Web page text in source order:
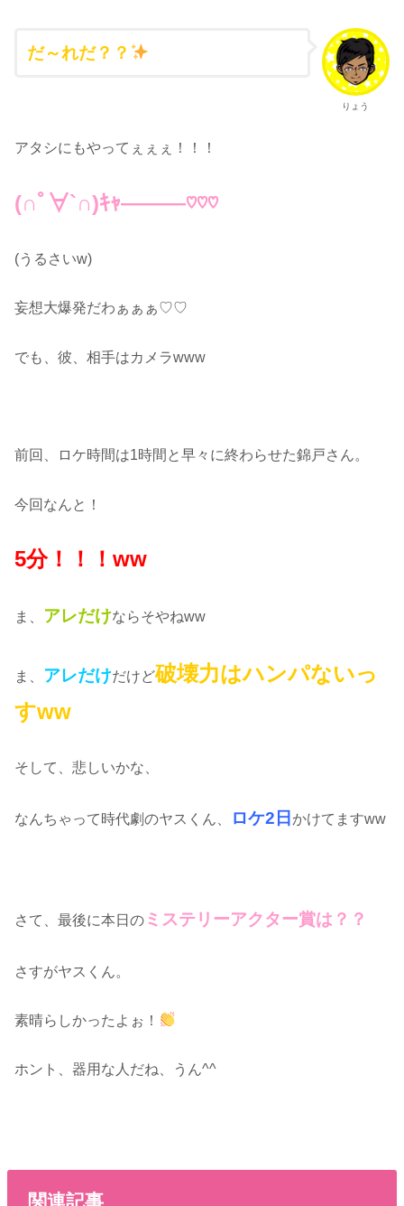
りょう
だ～れだ？？
アタシにもやってぇぇぇ！！！
(∩ﾟ︎∀︎`∩︎)ｷｬ―――♡♡♡
(うるさいw)
妄想大爆発だわぁぁぁ♡♡
でも、彼、相手はカメラwww
前回、ロケ時間は1時間と早々に終わらせた錦戸さん。
今回なんと！
5分！！！ww
ま、 アレだけならそやねww
ま、 アレだけだけど破壊力はハンパないっ
すww
そして、悲しいかな、
なんちゃって時代劇のヤスくん、 ロケ2日かけてますww
さて、最後に本日の ミステリーアクター賞は？？
さすがヤスくん。
素晴らしかったよぉ！
ホント、器用な人だね、うん^^
関連記事